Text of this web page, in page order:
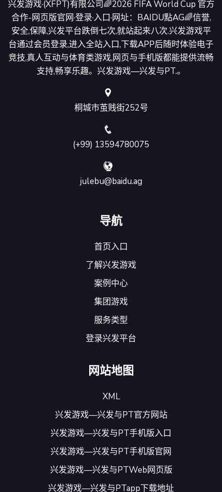
兴发游戏·(XFPT)有限公司🌈2026 FIFA World Cup 官方
合作-网页版官网·登录·入口·网址：BAIDU點AG🌈信誉,
安全,保障,兴发平台跌倒七次,就站起来八次.兴发游戏平
台通过会员登录,进入全站入口,下载APP后随时体验电子
竞技,真人互动与体育类游戏,网页与手机版都能提供流畅
支持,畅享乐趣。兴发游戏—兴发与PT.。
桐城市茧贱街252号
(+99) 13594780075
julebu@baidu.ag
导航
首页入口
了解兴发游戏
案例中心
集团游戏
服务类型
登录兴发平台
网站地图
XML
兴发游戏—兴发与PT官方网站
兴发游戏—兴发与PT手机版入口
兴发游戏—兴发与PT手机版官网
兴发游戏—兴发与PTWeb网页版
兴发游戏—兴发与PTapp下载地址